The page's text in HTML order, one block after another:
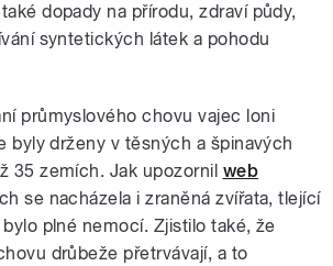
dopady na přírodu, zdraví půdy,
syntetických látek a pohodu
průmyslového chovu vajec loni
byly drženy v těsných a špinavých
35 zemích. Jak upozornil web
se nacházela i zraněná zvířata, tlející
plné nemocí. Zjistilo také, že
drůbeže přetrvávají, a to